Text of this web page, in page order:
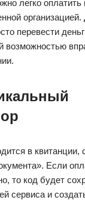
легко оплатить
организацией.
перевести
возможностью
в квитанции,
Если
то код будет
сервиса и